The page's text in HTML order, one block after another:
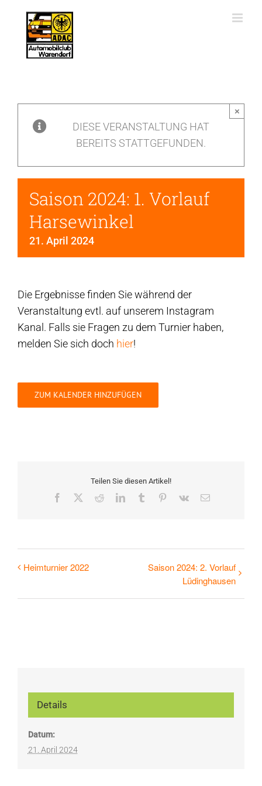
springen
DIESE VERANSTALTUNG HAT
BEREITS STATTGEFUNDEN.
×
Saison 2024: 1. Vorlauf
Harsewinkel
21. April 2024
Die Ergebnisse finden Sie während der
Veranstaltung evtl. auf unserem Instagram
Kanal. Falls sie Fragen zu dem Turnier haben,
melden Sie sich doch hier!
ZUM KALENDER HINZUFÜGEN
Teilen Sie diesen Artikel!
Facebook
TwitterRedditLinkedInTumblr Pinterest
Vk
E-
Heimturnier 2022
Saison 2024: 2. Vorlauf
Lüdinghausen
Details
Datum:
21. April 2024